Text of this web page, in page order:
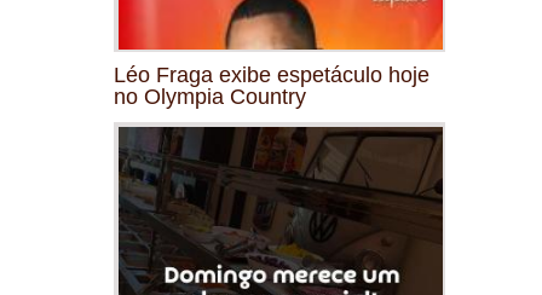
Léo Fraga exibe espetáculo hoje
no Olympia Country